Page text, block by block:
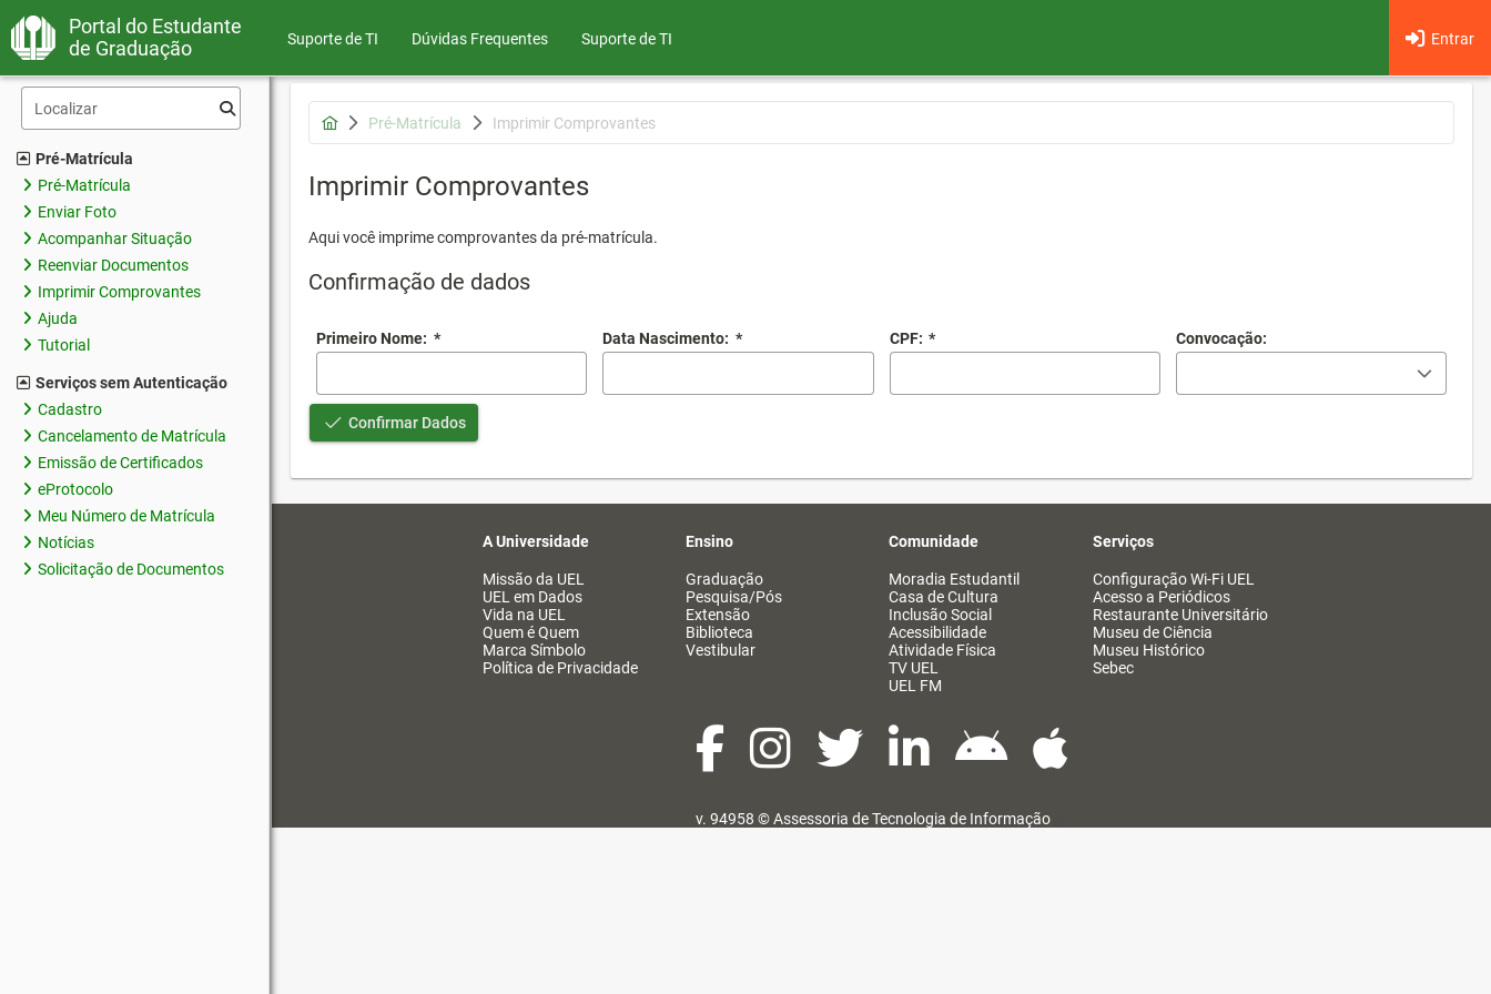
Portal do Estudante
de Graduação
Suporte de TI Dúvidas Frequentes Entrar
Suporte de TI
Pré-Matrícula
Pré-Matrícula
Enviar Foto
Acompanhar Situação
Reenviar Documentos
Imprimir Comprovantes
Ajuda
Tutorial
Serviços sem Autenticação
Cadastro
Cancelamento de Matrícula
Emissão de Certificados
eProtocolo
Meu Número de Matrícula
Notícias
Solicitação de Documentos
Pré-Matrícula Imprimir Comprovantes
Imprimir Comprovantes
Aqui você imprime comprovantes da pré-matrícula.
Confirmação de dados
Primeiro Nome: * Data Nascimento: * CPF: * Convocação:
Confirmar Dados
A Universidade
Missão da UEL
UEL em Dados
Vida na UEL
Quem é Quem
Marca Símbolo
Política de Privacidade
Ensino
Graduação
Pesquisa/Pós
Extensão
Biblioteca
Vestibular
Comunidade
Moradia Estudantil
Casa de Cultura
Inclusão Social
Acessibilidade
Atividade Física
TV UEL
UEL FM
Serviços
Configuração Wi-Fi UEL
Acesso a Periódicos
Restaurante Universitário
Museu de Ciência
Museu Histórico
Sebec
v. 94958 ©Assessoria de Tecnologia de Informação